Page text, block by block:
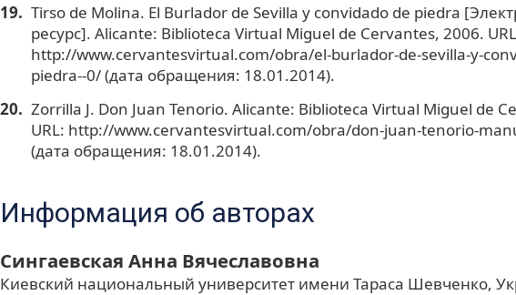
Tirso de Molina. El Burlador de Sevilla y convidado de piedra
ресурс]. Alicante: Biblioteca Virtual Miguel de Cervantes, 2006.
http://www.cervantesvirtual.com/obra/el-burlador-de-sevilla-y-
piedra--0/ (дата обращения: 18.01.2014).
Zorrilla J. Don Juan Tenorio. Alicante: Biblioteca Virtual Miguel de
URL: http://www.cervantesvirtual.com/obra/don-juan-tenorio-
(дата обращения: 18.01.2014).
Информация об авторах
Сингаевская Анна Вячеславовна
Киевский национальный университет имени Тараса Шевченко,